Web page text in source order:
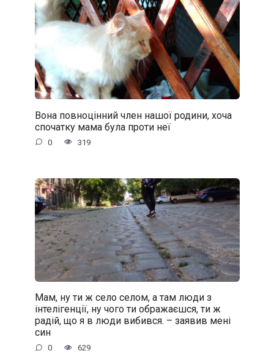
Вона повноцінний член нашої родини, хоча
спочатку мама була проти неї
0 319
Мам, ну ти ж село селом, а там люди з
інтелігенції, ну чого ти ображаєшся, ти ж
радій, що я в люди вибився. – заявив мені
син
0 629